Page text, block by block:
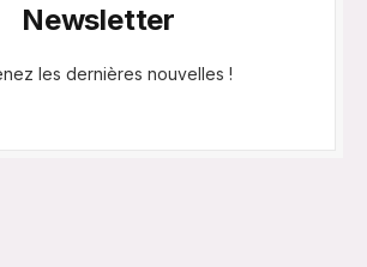
Newsletter
les dernières nouvelles !